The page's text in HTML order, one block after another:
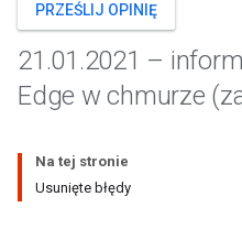
PRZEŚLIJ OPINIĘ
21 .01 .2021 –
Edge w chmurze
Na tej stronie
Usunięte błędy